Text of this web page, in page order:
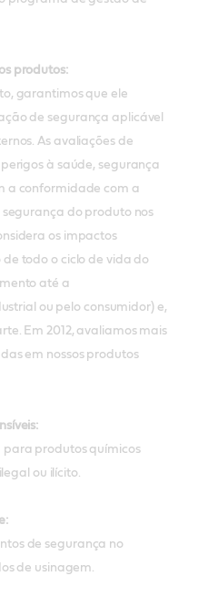
produtos:
garantimos que ele
de segurança aplicável
As avaliações de
à saúde, segurança
a conformidade com a
do produto nos
os impactos
todo o ciclo de vida do
até a
ou pelo consumidor) e,
Em 2012, avaliamos mais
em nossos produtos
produtos químicos
ou ilícito.
de segurança no
de usinagem.